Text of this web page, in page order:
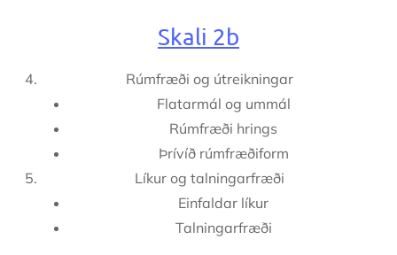
Skali 2b
Rúmfræði og útreikningar
Flatarmál og ummál
Rúmfræði hrings
Þrívíð rúmfræðiform
Líkur og talningarfræði
Einfaldar líkur
Talningarfræði